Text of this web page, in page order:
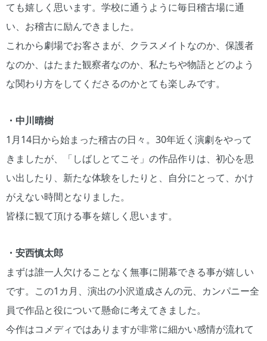
ても嬉しく思います。学校に通うように毎日稽古場に通
い、お稽古に励んできました。
これから劇場でお客さまが、クラスメイトなのか、保護者
なのか、はたまた観察者なのか、私たちや物語とどのよう
な関わり方をしてくださるのかとても楽しみです。
・中川晴樹
1月14日から始まった稽古の日々。30年近く演劇をやって
きましたが、「しばしとてこそ」の作品作りは、初心を思
い出したり、新たな体験をしたりと、自分にとって、かけ
がえない時間となりました。
皆様に観て頂ける事を嬉しく思います。
・安西慎太郎
まずは誰一人欠けることなく無事に開幕できる事が嬉しい
です。この1カ月、演出の小沢道成さんの元、カンパニー全
員で作品と役について懸命に考えてきました。
今作はコメディではありますが非常に細かい感情が流れて